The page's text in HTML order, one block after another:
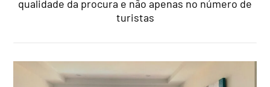
qualidade da procura e não apenas no número de
turistas